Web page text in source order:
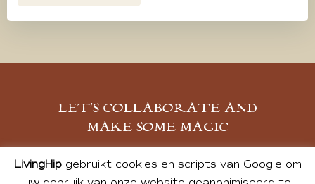
LET’S COLLABORATE AND
MAKE SOME MAGIC
MELD JE AAN
LivingHipgebruikt cookies en scripts van Google om